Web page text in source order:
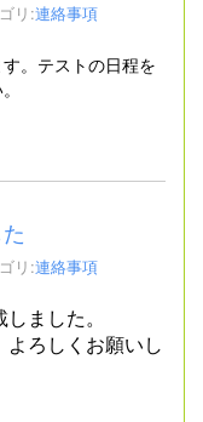
リ:連絡事項
。テストの日程を
リ:連絡事項
ました。
ろしくお願いし